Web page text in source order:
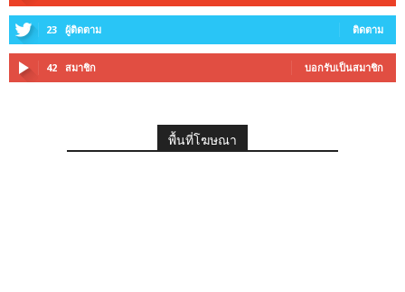
23 ผู้ติดตาม ติดตาม
42 สมาชิก บอกรับเป็นสมาชิก
พื้นที่โฆษณา